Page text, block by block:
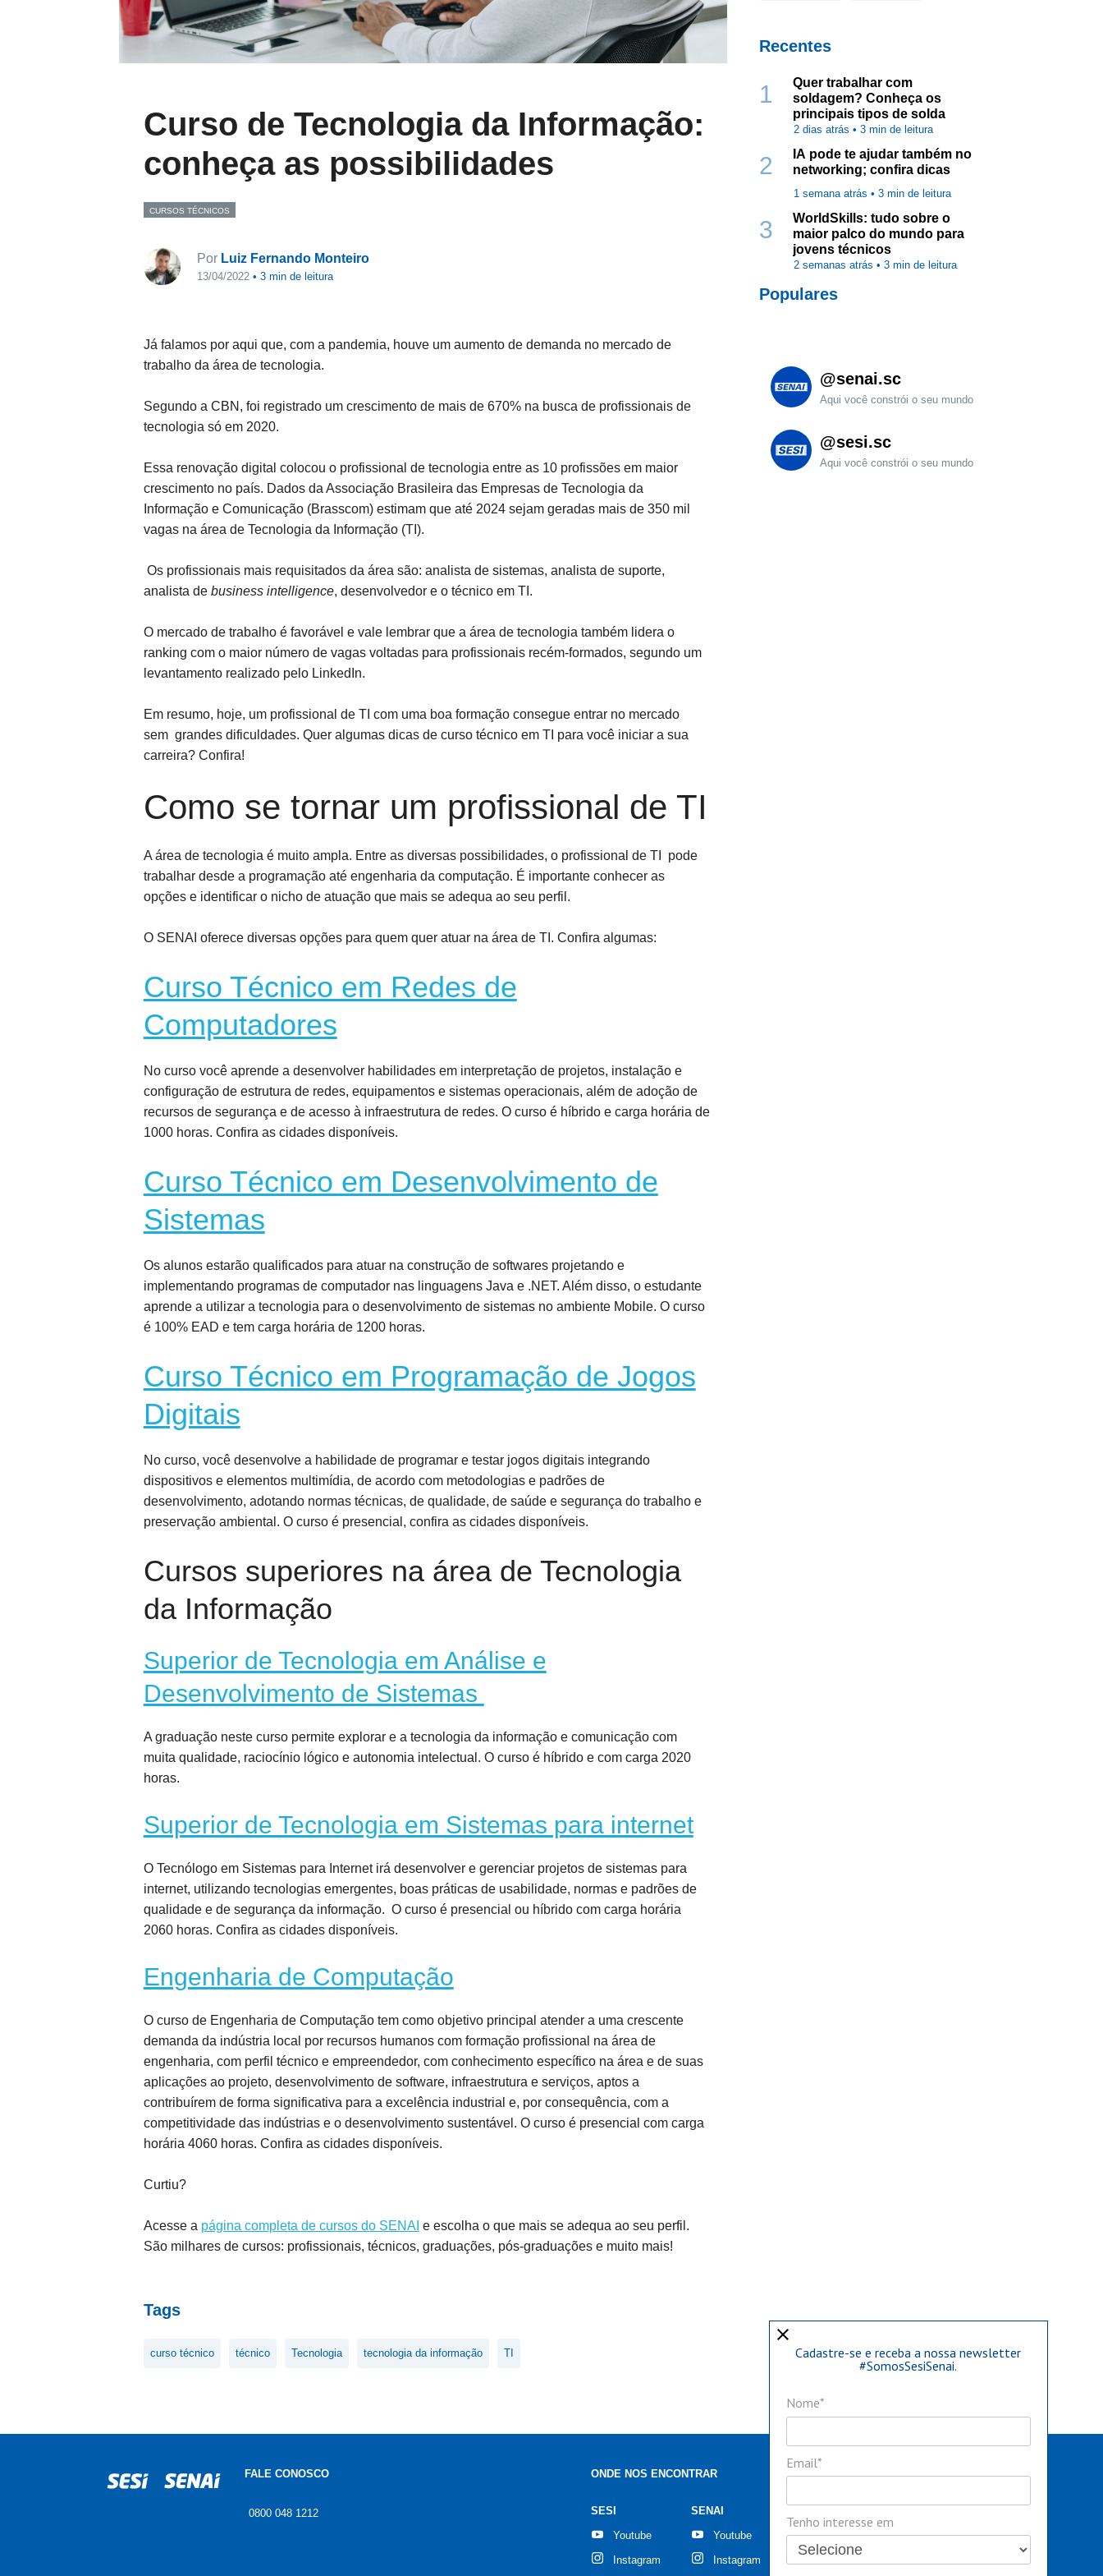
Curso de Tecnologia da Informação:
conheça as possibilidades
CURSOS TÉCNICOS
Por Luiz Fernando Monteiro
13/04/2022 • 3 min de leitura
Já falamos por aqui que, com a pandemia, houve um aumento de demanda no mercado de
trabalho da área de tecnologia.
Segundo a CBN, foi registrado um crescimento de mais de 670% na busca de profissionais de
tecnologia só em 2020.
Essa renovação digital colocou o profissional de tecnologia entre as 10 profissões em maior
crescimento no país. Dados da Associação Brasileira das Empresas de Tecnologia da
Informação e Comunicação (Brasscom) estimam que até 2024 sejam geradas mais de 350 mil
vagas na área de Tecnologia da Informação (TI).
Os profissionais mais requisitados da área são: analista de sistemas, analista de suporte,
analista de business intelligence, desenvolvedor e o técnico em TI.
O mercado de trabalho é favorável e vale lembrar que a área de tecnologia também lidera o
ranking com o maior número de vagas voltadas para profissionais recém-formados, segundo um
levantamento realizado pelo LinkedIn.
Em resumo, hoje, um profissional de TI com uma boa formação consegue entrar no mercado
sem grandes dificuldades. Quer algumas dicas de curso técnico em TI para você iniciar a sua
carreira? Confira!
Como se tornar um profissional de TI
A área de tecnologia é muito ampla. Entre as diversas possibilidades, o profissional de TI
pode
trabalhar desde a programação até engenharia da computação. É importante conhecer as
opções e identificar o nicho de atuação que mais se adequa ao seu perfil.
O SENAI oferece diversas opções para quem quer atuar na área de TI. Confira algumas:
Curso Técnico em Redes de
Computadores
No curso você aprende a desenvolver habilidades em interpretação de projetos, instalação e
configuração de estrutura de redes, equipamentos e sistemas operacionais, além de adoção de
recursos de segurança e de acesso à infraestrutura de redes. O curso é híbrido e carga horária de
1000 horas. Confira as cidades disponíveis.
Curso Técnico em Desenvolvimento de
Sistemas
Os alunos estarão qualificados para atuar na construção de softwares projetando e
implementando programas de computador nas linguagens Java e .NET. Além disso, o estudante
aprende a utilizar a tecnologia para o desenvolvimento de sistemas no ambiente Mobile. O curso
é 100% EAD e tem carga horária de 1200 horas.
Curso Técnico em Programação de Jogos
Digitais
No curso, você desenvolve a habilidade de programar e testar jogos digitais integrando
dispositivos e elementos multimídia, de acordo com metodologias e padrões de
desenvolvimento, adotando normas técnicas, de qualidade, de saúde e segurança do trabalho e
preservação ambiental. O curso é presencial, confira as cidades disponíveis.
Cursos superiores na área de Tecnologia
da Informação
Superior de Tecnologia em Análise e
Desenvolvimento de Sistemas
A graduação neste curso permite explorar e a tecnologia da informação e comunicação com
muita qualidade, raciocínio lógico e autonomia intelectual. O curso é híbrido e com carga 2020
horas.
Superior de Tecnologia em Sistemas para internet
O Tecnólogo em Sistemas para Internet irá desenvolver e gerenciar projetos de sistemas para
internet, utilizando tecnologias emergentes, boas práticas de usabilidade, normas e padrões de
qualidade e de segurança da informação. O curso é presencial ou híbrido com carga horária
2060 horas. Confira as cidades disponíveis.
Engenharia de Computação
O curso de Engenharia de Computação tem como objetivo principal atender a uma crescente
demanda da indústria local por recursos humanos com formação profissional na área de
engenharia, com perfil técnico e empreendedor, com conhecimento específico na área e de suas
aplicações ao projeto, desenvolvimento de software, infraestrutura e serviços, aptos a
contribuírem de forma significativa para a excelência industrial e, por consequência, com a
competitividade das indústrias e o desenvolvimento sustentável. O curso é presencial com carga
horária 4060 horas. Confira as cidades disponíveis.
Curtiu?
Acesse a página completa de cursos do SENAI e escolha o que mais se adequa ao seu perfil.
São milhares de cursos: profissionais, técnicos, graduações, pós-graduações e muito mais!
Tags
curso técnico técnico Tecnologia tecnologia da informação TI
Recentes
1
Quer trabalhar com
soldagem? Conheça os
principais tipos de solda
2 dias atrás •3 min de leitura
2
IA pode te ajudar também no
networking; confira dicas
1 semana atrás •3 min de leitura
3
WorldSkills: tudo sobre o
maior palco do mundo para
jovens técnicos
2 semanas atrás •3 min de leitura
Populares
@senai.sc
Aqui você constrói o seu mundo
@sesi.sc
Aqui você constrói o seu mundo
FALE CONOSCO
0800 048 1212
ONDE NOS ENCONTRAR
SESI
Youtube
Instagram
SENAI
Youtube
Instagram
close
Cadastre-se e receba a nossa newsletter
#SomosSesiSenai.
Nome*
Email*
Tenho interesse em